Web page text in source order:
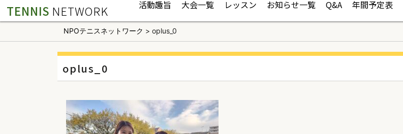
TENNIS NETWORK 活動趣旨 大会一覧 レッスン お知らせ一覧 Q&A 年間予定表
NPOテニスネットワーク > oplus_0
oplus_0